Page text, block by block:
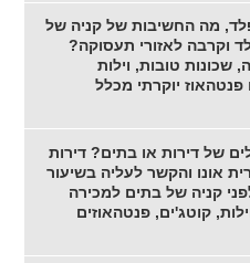
מה החשיבות של קניה של
וקרבה לאזורי תעסוקה?
שכונות טובות, וילות
יוקרתי מכלל
של דירות או בתים? דירות
אונו והקשר לעליה בשיעור
קניה של בתים למכירה
קוטג'ים, פנטהאוזים